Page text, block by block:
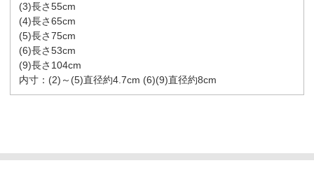
(3)長さ55cm
(4)長さ65cm
(5)長さ75cm
(6)長さ53cm
(9)長さ104cm
内寸：(2)～(5)直径約4.7cm (6)(9)直径約8cm